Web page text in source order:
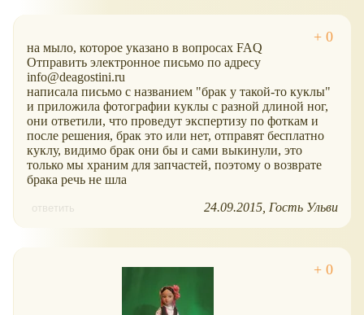
на мыло, которое указано в вопросах FAQ
Отправить электронное письмо по адресу
info@deagostini.ru
написала письмо с названием "брак у такой-то куклы"
и приложила фотографии куклы с разной длиной ног,
они ответили, что проведут экспертизу по фоткам и
после решения, брак это или нет, отправят бесплатно
куклу, видимо брак они бы и сами выкинули, это
только мы храним для запчастей, поэтому о возврате
брака речь не шла
ответить 24.09.2015 Гость Ульви